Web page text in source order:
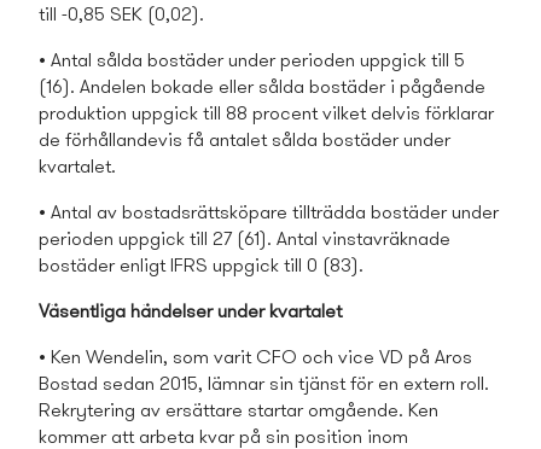
till -0,85 SEK (0,02).
• Antal sålda bostäder under perioden uppgick till 5
(16). Andelen bokade eller sålda bostäder i pågående
produktion uppgick till 88 procent vilket delvis förklarar
de förhållandevis få antalet sålda bostäder under
kvartalet.
• Antal av bostads­rättsköpare tillträdda bostäder under
perioden uppgick till 27 (61). Antal vinstavräknade
bostäder enligt IFRS uppgick till 0 (83).
Väsentliga händelser under kvartalet
• Ken Wendelin, som varit CFO och vice VD på Aros
Bostad sedan 2015, lämnar sin tjänst för en extern roll.
Rekrytering av ersättare startar omgående. Ken
kommer att arbeta kvar på sin position inom